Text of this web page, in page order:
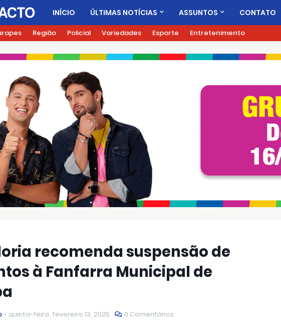
INÍCIO ÚLTIMAS NOTÍCIAS ASSUNTOS CONTATO
Região Policial Variedades Esporte Entretenimento
recomenda suspensão de
à Fanfarra Municipal de
quinta-feira, fevereiro 13, 2025 0 Comentários